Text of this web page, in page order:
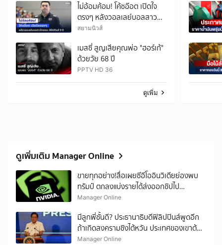
ไม่อ้อมค้อม! โค้ชอ๊อต เปิดใจ
ตรงๆ หลังวอลเลย์บอลสาว
ไทยชนะ ฟิลิปปินส์ 3-0
สยามนิวส์
เมสซี่ สูญเสียคุณพ่อ "ฮอร์เก้"
ด้วยวัย 68 ปี
PPTV HD 36
ดูเพิ่ม
ดูเพิ่มเติม Manager Online
ขายทุกอย่าง!สื่อเผยซีอีโออินวิเดียย่องพบ
ทรัมป์ ตกลงแบ่งรายได้ส่งออกชิปไป
จีน15%ให้รบ.สหรัฐฯ
Manager Online
มีลูกพี่ชั้นดี? ประธานาธิบดีฟิลิปปินส์พูดอีก
ถ้าเกิดสงครามชิงไต้หวัน ประเทศของเขาต้อง
ถูกดึงเข้าร่วมสู้กับจีนด้วยแน่ๆ
Manager Online